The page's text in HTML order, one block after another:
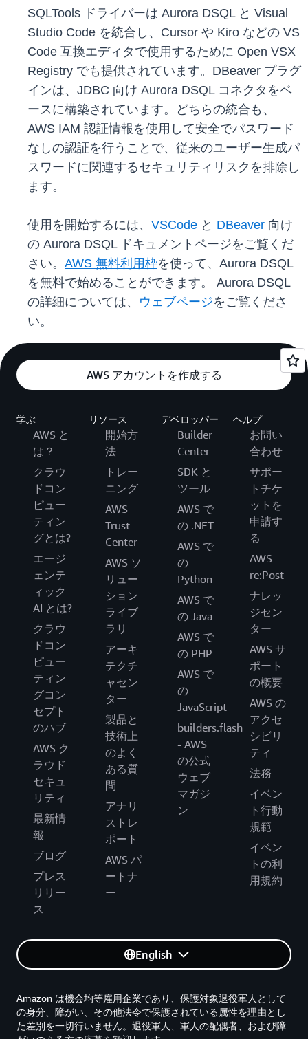
SQLTools ドライバーは Aurora DSQL と Visual
Studio Code を統合し、Cursor や Kiro などの VS
Code 互換エディタで使用するために Open VSX
Registry でも提供されています。DBeaver プラグ
インは、JDBC 向け Aurora DSQL コネクタをベ
ースに構築されています。どちらの統合も、
AWS IAM 認証情報を使用して安全でパスワード
なしの認証を行うことで、従来のユーザー生成パ
スワードに関連するセキュリティリスクを排除し
ます。
使用を開始するには、 VSCode と DBeaver 向け
の Aurora DSQL ドキュメントページをご覧くだ
さい。 AWS 無料利用枠を使って、Aurora DSQL
を無料で始めることができます。 Aurora DSQL
の詳細については、 ウェブページをご覧くださ
い。
AWS アカウントを作成する
学ぶ
AWS と
は？
クラウ
ドコン
ピュー
ティン
グとは?
エージ
ェンテ
ィック
AI とは?
クラウ
ドコン
ピュー
ティン
グコン
セプト
のハブ
AWS ク
ラウド
セキュ
リティ
最新情
報
ブログ
プレス
リリー
ス
リソース
開始方
法
トレー
ニング
AWS
Trust
Center
AWS ソ
リュー
ション
ライブ
ラリ
アーキ
テクチ
ャセン
ター
製品と
技術上
のよく
ある質
問
アナリ
ストレ
ポート
AWS パ
ートナ
ー
デベロッパー
Builder
Center
SDK と
ツール
AWS で
の .NET
AWS で
の
Python
AWS で
の Java
AWS で
の PHP
AWS で
の
JavaScript
builders.flash
- AWS
の公式
ウェブ
マガジ
ン
ヘルプ
お問い
合わせ
サポー
トチケ
ットを
申請す
る
AWS
re:Post
ナレッ
ジセン
ター
AWS サ
ポート
の概要
AWS の
アクセ
シビリ
ティ
法務
イベン
ト行動
規範
イベン
トの利
用規約
English
Amazon は機会均等雇用企業であり、保護対象退役軍人として
の身分、障がい、その他法令で保護されている属性を理由とし
た差別を一切行いません。退役軍人、軍人の配偶者、および障